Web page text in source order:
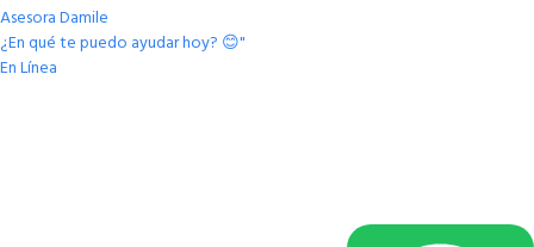
Asesora Damile
¿En qué te puedo ayudar hoy? 😊"
En Línea